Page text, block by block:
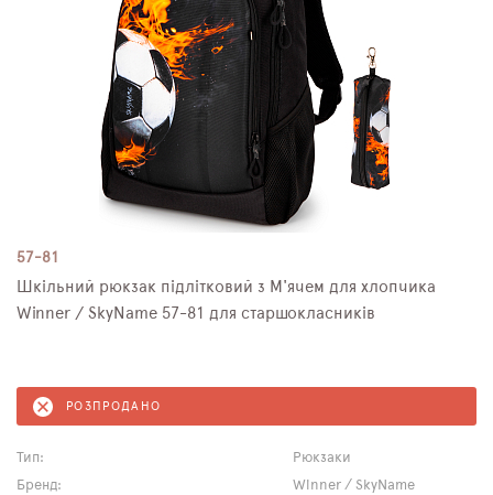
57-81
Шкільний рюкзак підлітковий з М'ячем для хлопчика
Winner / SkyName 57-81 для старшокласників
РОЗПРОДАНО
Тип:
Рюкзаки
Бренд:
Winner / SkyName